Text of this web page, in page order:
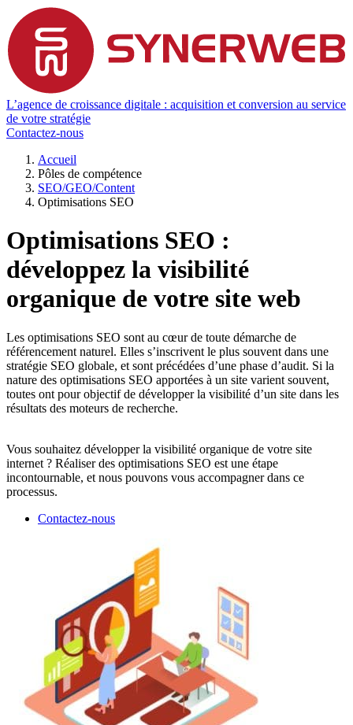
L’agence de croissance digitale : acquisition et conversion au service
de votre stratégie
Contactez-nous
Accueil
Pôles de compétence
SEO/GEO/Content
Optimisations SEO
Optimisations SEO :
développez la visibilité
organique de votre site web
Les optimisations SEO sont au cœur de toute démarche de
référencement naturel. Elles s’inscrivent le plus souvent dans une
stratégie SEO globale, et sont précédées d’une phase d’audit. Si la
nature des optimisations SEO apportées à un site varient souvent,
toutes ont pour objectif de développer la visibilité d’un site dans les
résultats des moteurs de recherche.
Vous souhaitez développer la visibilité organique de votre site
internet ? Réaliser des optimisations SEO est une étape
incontournable, et nous pouvons vous accompagner dans ce
processus.
Contactez-nous